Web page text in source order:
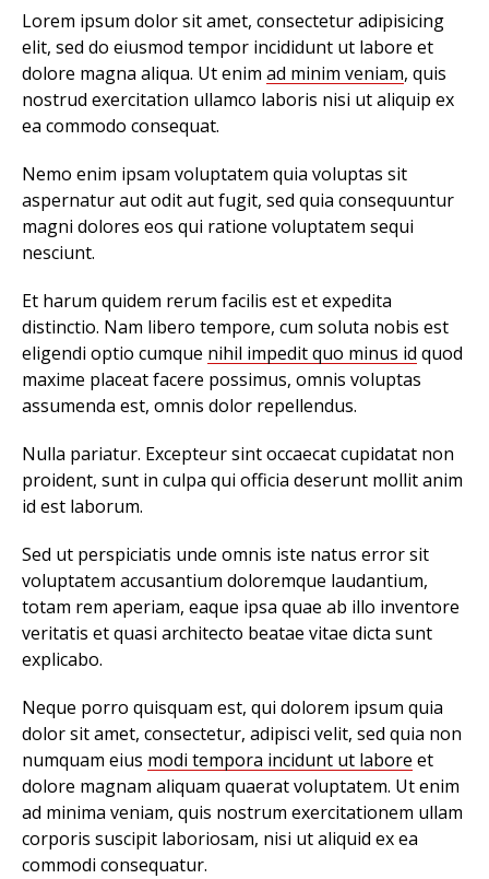
Lorem ipsum dolor sit amet, consectetur adipisicing
elit, sed do eiusmod tempor incididunt ut labore et
dolore magna aliqua. Ut enim ad minim veniam, quis
nostrud exercitation ullamco laboris nisi ut aliquip ex
ea commodo consequat.
Nemo enim ipsam voluptatem quia voluptas sit
aspernatur aut odit aut fugit, sed quia consequuntur
magni dolores eos qui ratione voluptatem sequi
nesciunt.
Et harum quidem rerum facilis est et expedita
distinctio. Nam libero tempore, cum soluta nobis est
eligendi optio cumque nihil impedit quo minus id quod
maxime placeat facere possimus, omnis voluptas
assumenda est, omnis dolor repellendus.
Nulla pariatur. Excepteur sint occaecat cupidatat non
proident, sunt in culpa qui officia deserunt mollit anim
id est laborum.
Sed ut perspiciatis unde omnis iste natus error sit
voluptatem accusantium doloremque laudantium,
totam rem aperiam, eaque ipsa quae ab illo inventore
veritatis et quasi architecto beatae vitae dicta sunt
explicabo.
Neque porro quisquam est, qui dolorem ipsum quia
dolor sit amet, consectetur, adipisci velit, sed quia non
numquam eius modi tempora incidunt ut labore et
dolore magnam aliquam quaerat voluptatem. Ut enim
ad minima veniam, quis nostrum exercitationem ullam
corporis suscipit laboriosam, nisi ut aliquid ex ea
commodi consequatur.